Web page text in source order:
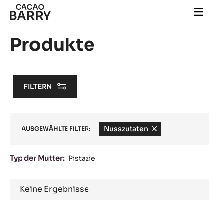
Skip to main content
main
Produkte
FILTERN
AUSGEWÄHLTE FILTER: Nusszutaten
Typ der Mutter: Pistazie
Results
Keine Ergebnisse